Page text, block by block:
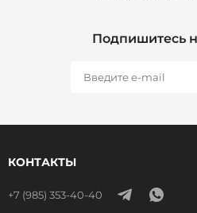
Подпишитесь
КОНТАКТЫ
+7 (985) 353-40-40